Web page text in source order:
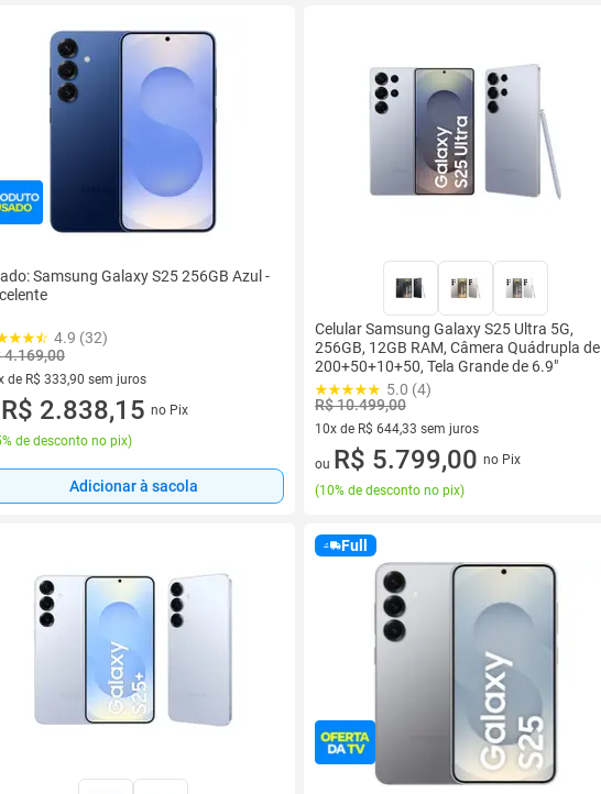
Samsung Galaxy S25 256GB Azul -
4.9 (32)
4.169,00
de R$ 333,90 sem juros
vez de R$ 333,90 sem juros
R$ 2.838,15 no Pix
de desconto no pix)
Adicionar à sacola
Celular Samsung Galaxy S25 Ultra 5G,
256GB, 12GB RAM, Câmera Quádrupla de
200+50+10+50, Tela Grande de 6.9"
5.0 (4)
R$ 10.499,00
10x de R$ 644,33 sem juros
10 vez de R$ 644,33 sem juros
ou R$ 5.799,00 no Pix
(10% de desconto no pix)
Full